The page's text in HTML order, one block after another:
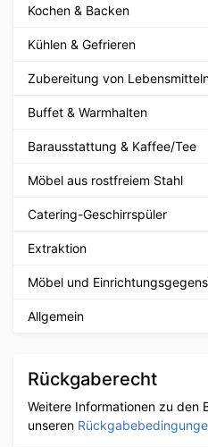
Kochen & Backen
Kühlen & Gefrieren
Zubereitung von
Buffet & Warmhalten
Barausstattung & Kaffee/Tee
Möbel aus rostfreiem Stahl
Catering-Geschirrspüler
Extraktion
Möbel und
Allgemein
Rückgaberecht
Weitere Informationen zu den
unseren